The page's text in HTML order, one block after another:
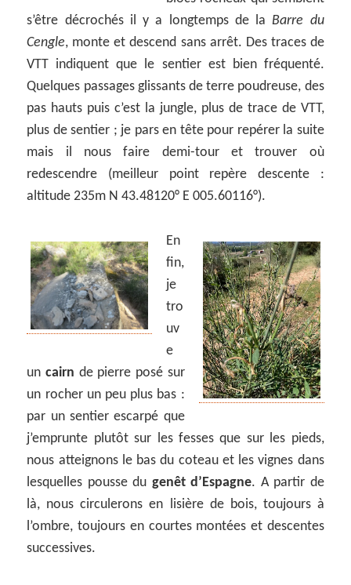
s’être décrochés il y a longtemps de laBarre du
Cengle, monte et descend sans arrêt. Des traces de
VTT indiquent que le sentier est bien fréquenté.
Quelques passages glissants de terre poudreuse, des
pas hauts puis c’est la jungle, plus de trace de VTT,
plus de sentier ; je pars en tête pour repérer la suite
mais il nous faire demi-tour et trouver où
redescendre (meilleur point repère descente :
altitude 235m N 43.48120° E 005.60116°).
En
fin,
je
tro
uv
e
uncairn de pierre posé sur
un rocher un peu plus bas :
par un sentier escarpé que
j’emprunte plutôt sur les fesses que sur les pieds,
nous atteignons le bas du coteau et les vignes dans
lesquelles pousse du genêt d’Espagne. A partir de
là, nous circulerons en lisière de bois, toujours à
l’ombre, toujours en courtes montées et descentes
successives.